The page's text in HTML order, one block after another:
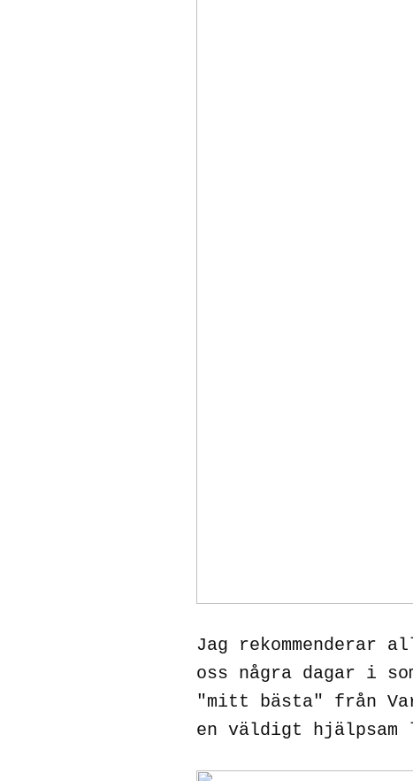
Jag
oss några dagar i
"mitt bästa" från
en väldigt